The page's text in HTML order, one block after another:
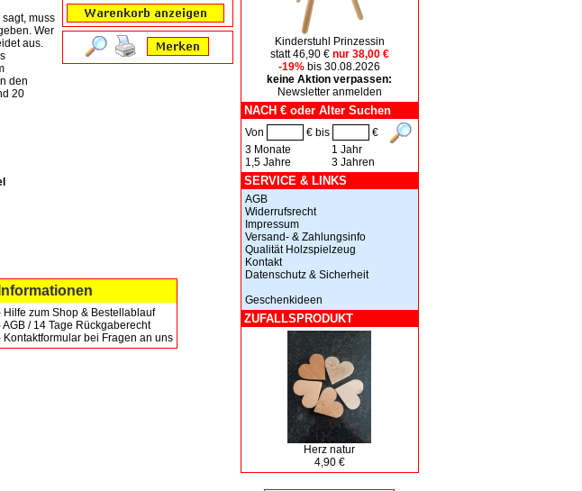
muss
Wer
aus.
den
20
Informationen
Hilfe zum Shop & Bestellablauf
AGB / 14 Tage Rückgaberecht
Kontaktformular bei Fragen an uns
Kinderstuhl Prinzessin
statt 46,90 €nur 38,00 €
-19% bis 30.08.2026
keine Aktion verpassen:
Newsletter anmelden
NACH € oder Alter Suchen
Von € bis
€
3 Monate
1,5 Jahre
1 Jahr
3 Jahren
SERVICE & LINKS
AGB
Widerrufsrecht
Impressum
Versand- & Zahlungsinfo
Qualität Holzspielzeug
Kontakt
Datenschutz & Sicherheit
Geschenkideen
ZUFALLSPRODUKT
Herz natur
4,90 €